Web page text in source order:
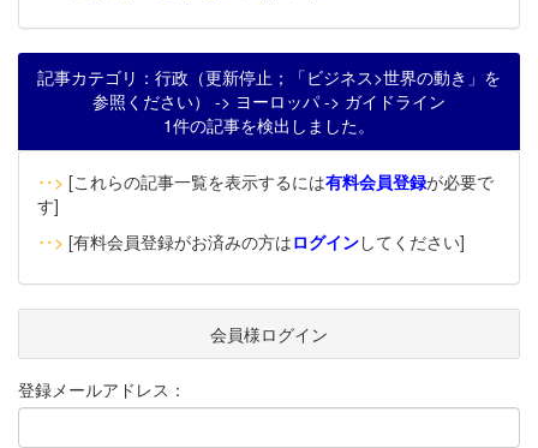
記事カテゴリ：行政（更新停止；「ビジネス>世界の動き」を
参照ください） -> ヨーロッパ -> ガイドライン
1件の記事を検出しました。
‥> [これらの記事一覧を表示するには有料会員登録が必要で
す]
‥> [有料会員登録がお済みの方はログインしてください]
会員様ログイン
登録メールアドレス：